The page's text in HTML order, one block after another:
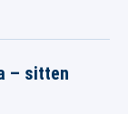
– sitten